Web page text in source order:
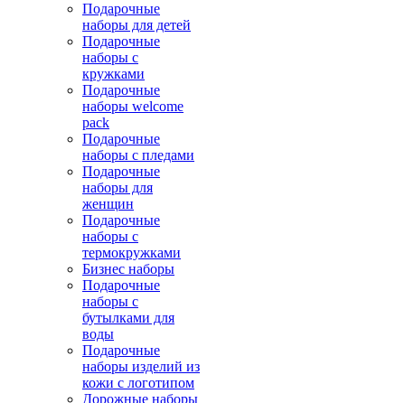
Подарочные
наборы для детей
Подарочные
наборы с
кружками
Подарочные
наборы welcome
pack
Подарочные
наборы с пледами
Подарочные
наборы для
женщин
Подарочные
наборы с
термокружками
Бизнес наборы
Подарочные
наборы с
бутылками для
воды
Подарочные
наборы изделий из
кожи с логотипом
Дорожные наборы